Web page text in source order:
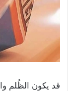
قد يكون الظُلم